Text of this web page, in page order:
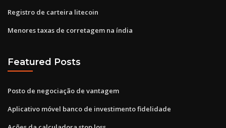
Registro de carteira litecoin
Menores taxas de corretagem na índia
Featured Posts
Posto de negociação de vantagem
Aplicativo móvel banco de investimento fidelidade